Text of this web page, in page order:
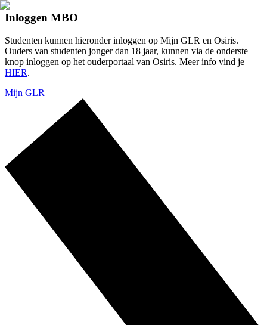
Inloggen MBO
Studenten kunnen hieronder inloggen op Mijn GLR en Osiris.
Ouders van studenten jonger dan 18 jaar, kunnen via de onderste
knop inloggen op het ouderportaal van Osiris. Meer info vind je
HIER.
Mijn GLR